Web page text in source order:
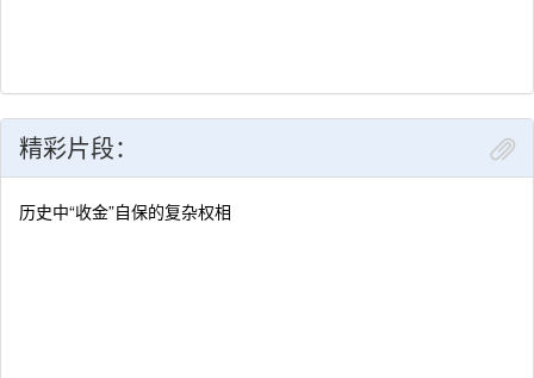
精彩片段：
历史中“收金”自保的复杂权相